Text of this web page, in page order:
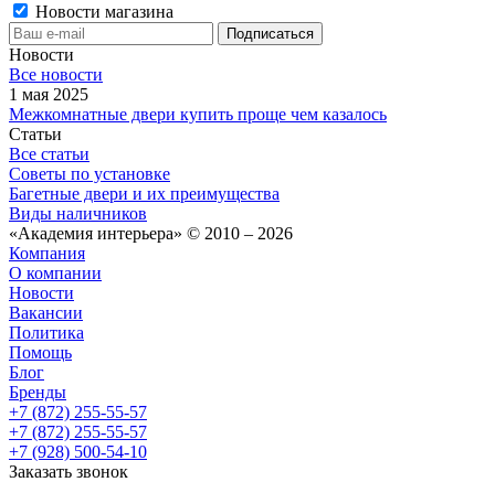
Новости магазина
Новости
Все новости
1 мая 2025
Межкомнатные двери купить проще чем казалось
Статьи
Все статьи
Советы по установке
Багетные двери и их преимущества
Виды наличников
«Академия интерьера» © 2010 – 2026
Компания
О компании
Новости
Вакансии
Политика
Помощь
Блог
Бренды
+7 (872) 255-55-57
+7 (872) 255-55-57
+7 (928) 500-54-10
Заказать звонок